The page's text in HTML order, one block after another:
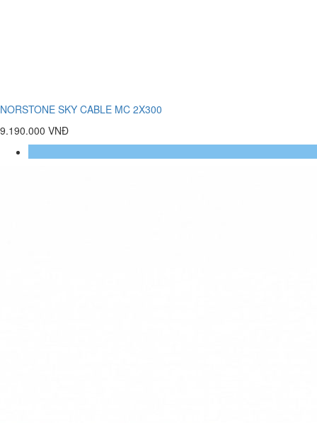
NORSTONE SKY CABLE MC 2X300
9.190.000 VNĐ